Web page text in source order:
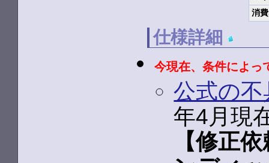
消
仕様詳細
今現在、条件によっ
公式の
年4月現
【修正